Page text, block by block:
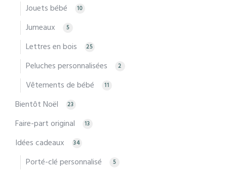
Jouets bébé 10
Jumeaux 5
Lettres en bois 25
Peluches personnalisées 2
Vêtements de bébé 11
Bientôt Noël 23
Faire-part original 13
Idées cadeaux 34
Porté-clé personnalisé 5